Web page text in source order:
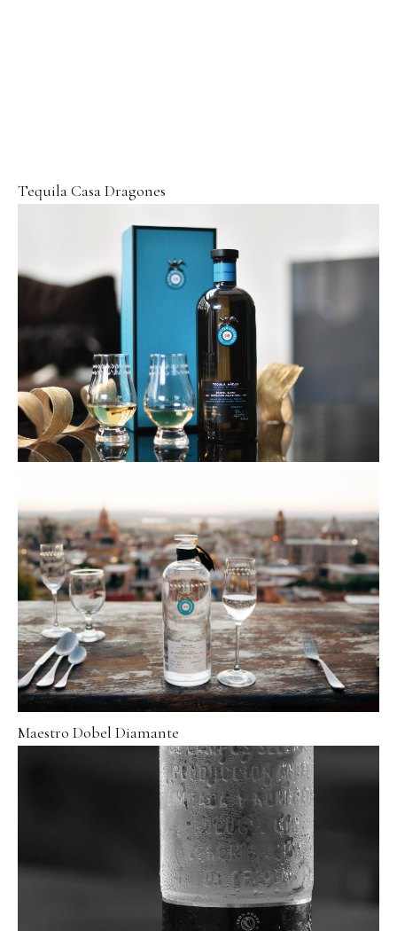
Tequila Casa Dragones
Maestro Dobel Diamante